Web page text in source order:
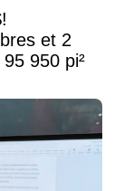
et 2
950 pi²